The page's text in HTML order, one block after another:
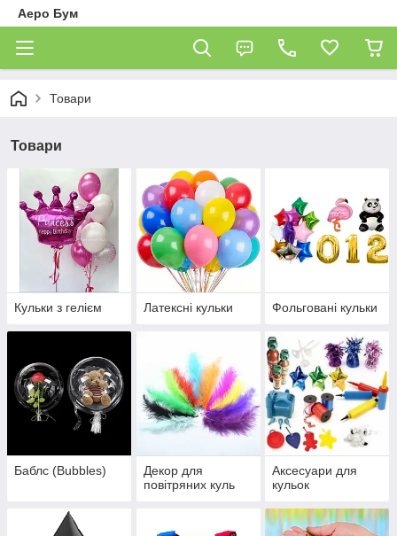
Аеро Бум
Товари
Товари
Кульки з гелієм Латексні кульки Фольговані кульки
Баблс (Bubbles)
Декор для
повітряних куль
Аксесуари для
кульок